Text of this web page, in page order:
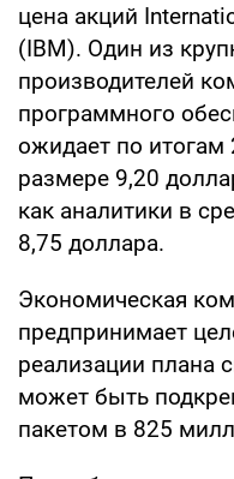
цена акций
(IBM). Один из
производителей
программного
ожидает по итогам
размере 9,20
как аналитики в
8,75 доллара.
Экономическая
предпринимает
реализации плана
может быть
пакетом в 825